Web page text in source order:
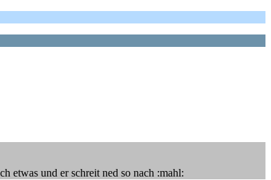
etwas und er schreit ned so nach :mahl: